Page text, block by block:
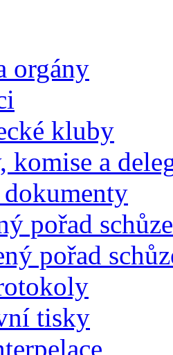
orgány
kluby
komise a
dokumenty
pořad schůze
pořad
tisky